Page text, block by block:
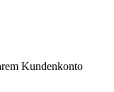
Kundenkonto